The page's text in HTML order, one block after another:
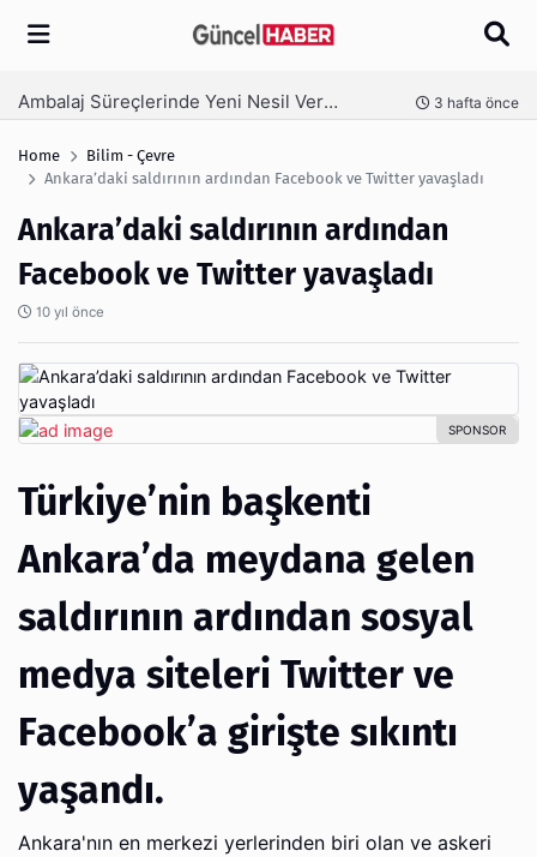
Arama
Ambalaj Süreçlerinde Yeni Nesil Verimliliği Olimpack ile Yakalayın 3 hafta önce
Home
Bilim - Çevre
Ankara’daki saldırının ardından Facebook ve Twitter yavaşladı
Ankara’daki saldırının ardından
Facebook ve Twitter yavaşladı
10 yıl önce
Türkiye’nin başkenti
Ankara’da meydana gelen
saldırının ardından sosyal
medya siteleri Twitter ve
Facebook’a girişte sıkıntı
yaşandı.
Ankara'nın en merkezi yerlerinden biri olan ve askeri